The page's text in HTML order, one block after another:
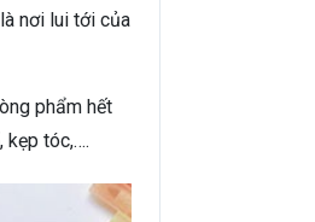
nơi lui tới của
phẩm hết
kẹp tóc,….